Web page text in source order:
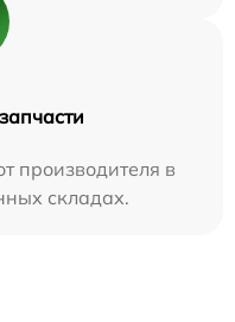
производителя в
складах.